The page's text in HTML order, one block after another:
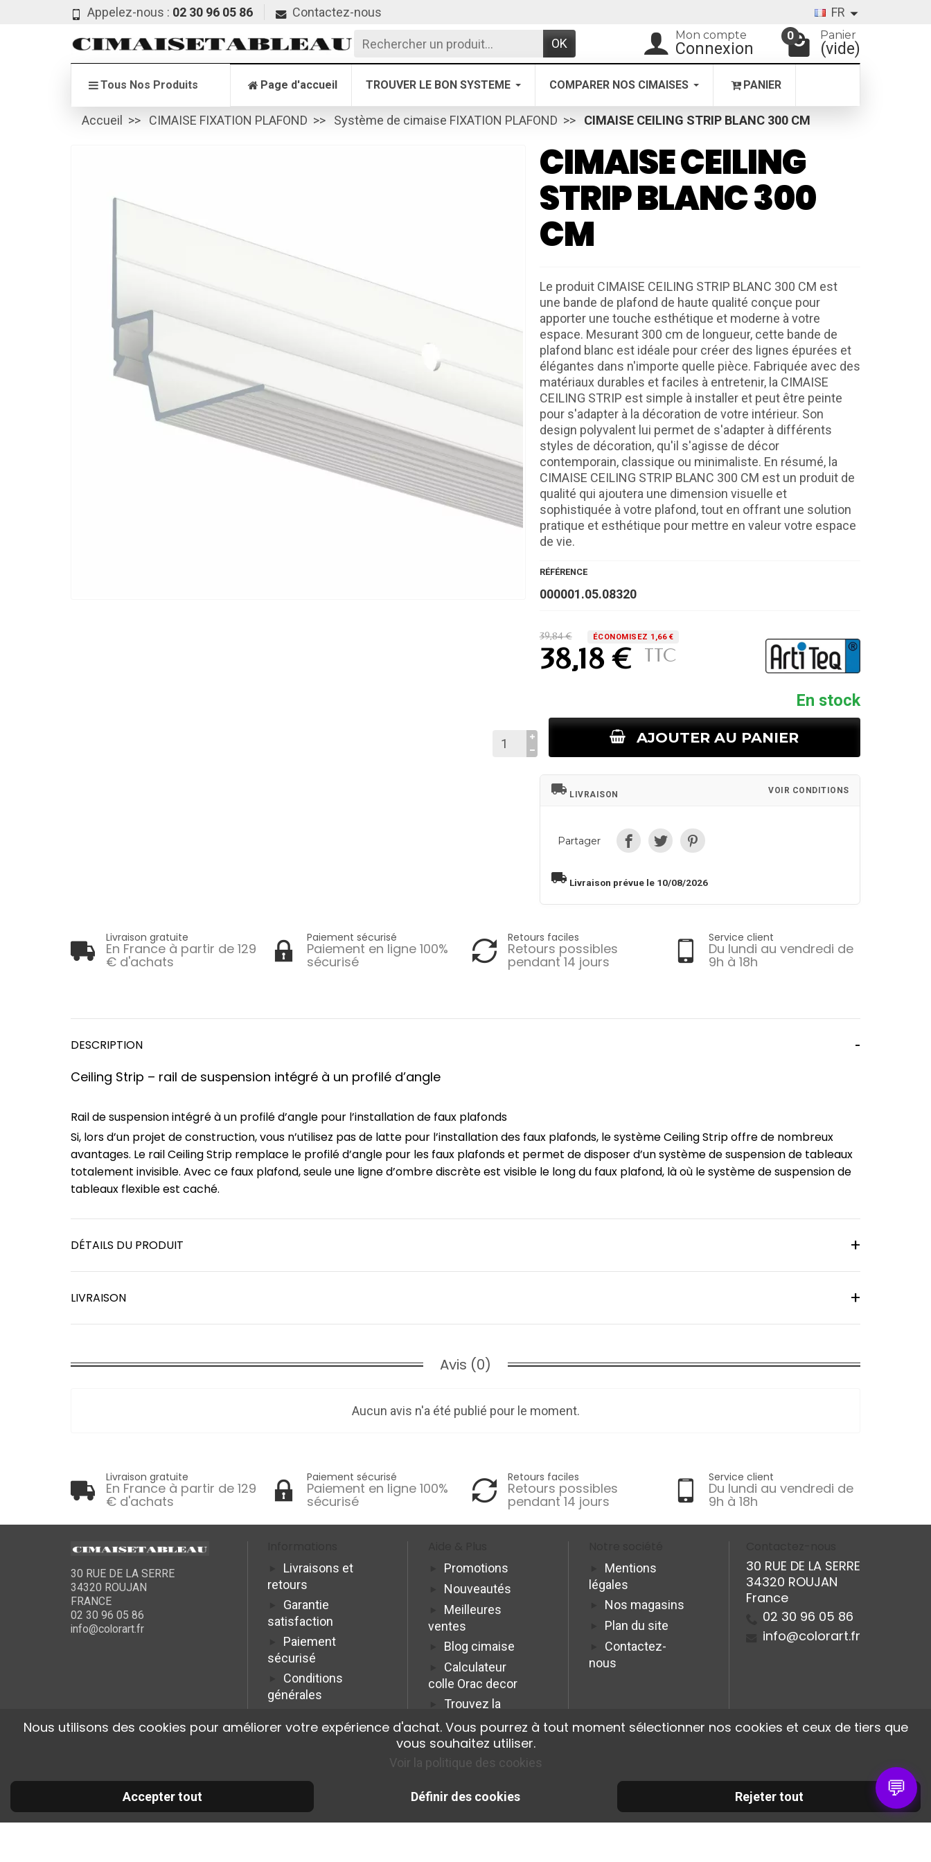
Appelez-nous : 02 30 96 05 86 Contactez-nous FR
OK
Mon compte
Connexion
0 Panier
(vide)
Tous Nos Produits Page d'accueil TROUVER LE BON SYSTEME COMPARER NOS CIMAISES PANIER
Accueil CIMAISE FIXATION PLAFOND Système de cimaise FIXATION PLAFOND CIMAISE CEILING STRIP BLANC 300 CM
CIMAISE CEILING
STRIP BLANC 300
CM
Le produit CIMAISE CEILING STRIP BLANC 300 CM est
une bande de plafond de haute qualité conçue pour
apporter une touche esthétique et moderne à votre
espace. Mesurant 300 cm de longueur, cette bande de
plafond blanc est idéale pour créer des lignes épurées et
élégantes dans n'importe quelle pièce. Fabriquée avec des
matériaux durables et faciles à entretenir, la CIMAISE
CEILING STRIP est simple à installer et peut être peinte
pour s'adapter à la décoration de votre intérieur. Son
design polyvalent lui permet de s'adapter à différents
styles de décoration, qu'il s'agisse de décor
contemporain, classique ou minimaliste. En résumé, la
CIMAISE CEILING STRIP BLANC 300 CM est un produit de
qualité qui ajoutera une dimension visuelle et
sophistiquée à votre plafond, tout en offrant une solution
pratique et esthétique pour mettre en valeur votre espace
de vie.
RÉFÉRENCE
000001.05.08320
39,84 € ÉCONOMISEZ 1,66 €
38,18 € TTC
En stock
AJOUTER AU PANIER
local_shipping LIVRAISON VOIR CONDITIONS
Partager
local_shipping Livraison prévue le 10/08/2026
Livraison gratuite
En France à partir de 129
€ d'achats
Paiement sécurisé
Paiement en ligne 100%
sécurisé
Retours faciles
Retours possibles
pendant 14 jours
Service client
Du lundi au vendredi de
9h à 18h
DESCRIPTION
Ceiling Strip – rail de suspension intégré à un profilé d’angle
Rail de suspension intégré à un profilé d’angle pour l’installation de faux plafonds
Si, lors d’un projet de construction, vous n’utilisez pas de latte pour l’installation des faux plafonds, le système Ceiling Strip offre de nombreux
avantages. Le rail Ceiling Strip remplace le profilé d’angle pour les faux plafonds et permet de disposer d’un système de suspension de tableaux
totalement invisible. Avec ce faux plafond, seule une ligne d’ombre discrète est visible le long du faux plafond, là où le système de suspension de
tableaux flexible est caché.
DÉTAILS DU PRODUIT
LIVRAISON
Avis (0)
Aucun avis n'a été publié pour le moment.
Livraison gratuite
En France à partir de 129
€ d'achats
Paiement sécurisé
Paiement en ligne 100%
sécurisé
Retours faciles
Retours possibles
pendant 14 jours
Service client
Du lundi au vendredi de
9h à 18h
30 RUE DE LA SERRE
34320 ROUJAN
FRANCE
02 30 96 05 86
info@colorart.fr
Livraisons et
retours
Garantie
satisfaction
Paiement
sécurisé
Conditions
générales
Promotions
Nouveautés
Meilleures
ventes
Blog cimaise
Calculateur
colle Orac decor
Trouvez la
cimaise idéale
Programme
Affiliation Pro
Mentions
légales
Nos magasins
Plan du site
Contactez-
nous
30 RUE DE LA SERRE
34320 ROUJAN
France
02 30 96 05 86
info@colorart.fr
💬
© 2026 Cimaise Tableau. Tous droits réservés.
Nous utilisons des cookies pour améliorer votre expérience d'achat. Vous pourrez à tout moment sélectionner nos cookies et ceux de tiers que
vous souhaitez utiliser.
Voir la politique des cookies
Accepter tout Rejeter tout
Définir des cookies